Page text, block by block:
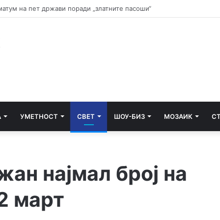
судењето за убиството на Тупак Шакур
УМЕТНОСТ СВЕТ ШОУ-БИЗ МОЗАИК
најмал број на
март